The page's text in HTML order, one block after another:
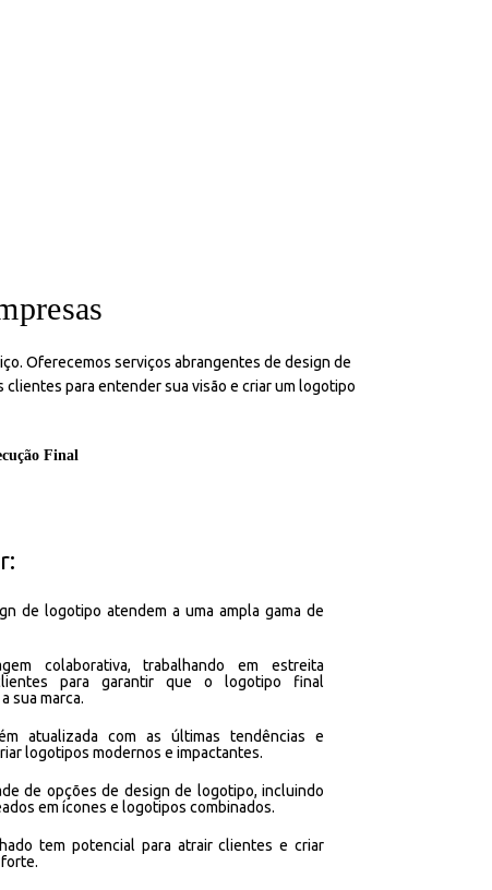
Oferecemos serviços abrangentes de design de
para entender sua visão e criar um logotipo
Final
de logotipo atendem a uma ampla gama de
colaborativa, trabalhando em estreita
para garantir que o logotipo final
sua marca.
atualizada com as últimas tendências e
logotipos modernos e impactantes.
de opções de design de logotipo, incluindo
em ícones e logotipos combinados.
tem potencial para atrair clientes e criar